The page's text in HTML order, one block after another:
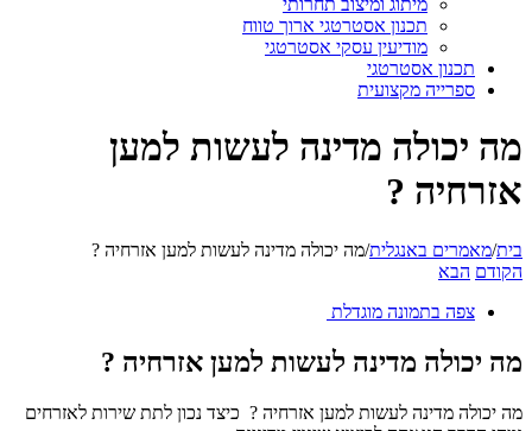
מיתוג ומיצוב תחרותי
תכנון אסטרטגי ארוך טווח
מודיעין עסקי אסטרטגי
תכנון אסטרטגי
ספרייה מקצועית
מה יכולה מדינה לעשות למען
אזרחיה ?
בית/מאמרים באנגלית/מה יכולה מדינה לעשות למען אזרחיה ?
הקודם הבא
צפה בתמונה מוגדלת
מה יכולה מדינה לעשות למען אזרחיה ?
מה יכולה מדינה לעשות למען אזרחיה ? כיצד נכון לתת שירות לאזרחים